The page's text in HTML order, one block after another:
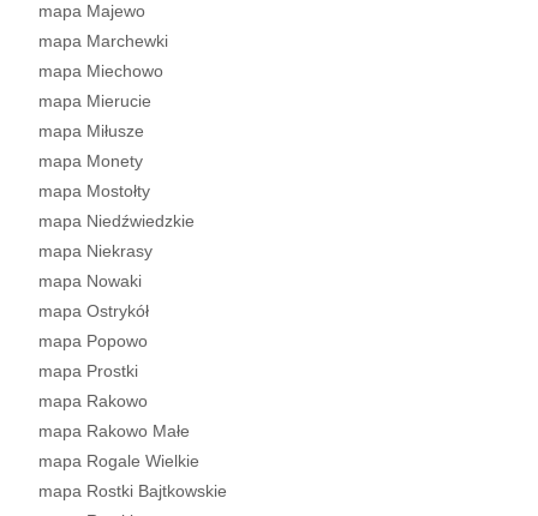
mapa Majewo
mapa Marchewki
mapa Miechowo
mapa Mierucie
mapa Miłusze
mapa Monety
mapa Mostołty
mapa Niedźwiedzkie
mapa Niekrasy
mapa Nowaki
mapa Ostrykół
mapa Popowo
mapa Prostki
mapa Rakowo
mapa Rakowo Małe
mapa Rogale Wielkie
mapa Rostki Bajtkowskie